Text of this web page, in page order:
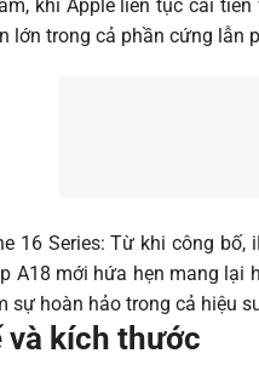
khi Apple liên tục cải
lớn trong cả phần cứng lẫn
16 Series: Từ khi công
A18 mới hứa hẹn mang lại
sự hoàn hảo trong cả hiệu
và kích thước